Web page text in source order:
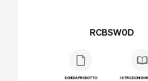
RCBSW0D
SCHEDA PRODOTTO ISTRUZIONI DI